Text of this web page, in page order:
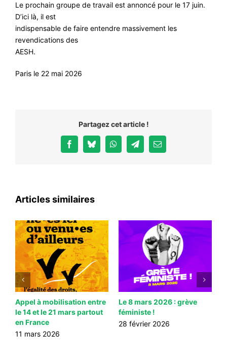
Le prochain groupe de travail est annoncé pour le 17 juin.
D’ici là, il est
indispensable de faire entendre massivement les
revendications des
AESH.
Paris le 22 mai 2026
Partagez cet article !
FacebookBlueskyWhatsAppTelegramEmail
Articles similaires
Appel à mobilisation entre
le 14 et le 21 mars partout
en France
11 mars 2026
Le 8 mars 2026 : grève
féministe !
28 février 2026